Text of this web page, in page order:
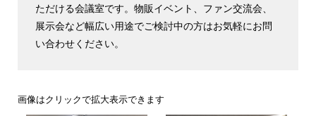
ただける会議室です。物販イベント、ファン交流会、
展示会など幅広い用途でご検討中の方はお気軽にお問
い合わせください。
画像はクリックで拡大表示できます